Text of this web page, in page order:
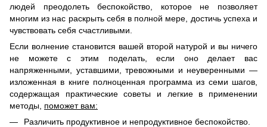
людей преодолеть беспокойство, которое не позволяет
многим из нас раскрыть себя в полной мере, достичь успеха и
чувствовать себя счастливыми.
Если волнение становится вашей второй натурой и вы ничего
не можете с этим поделать, если оно делает вас
напряженными, уставшими, тревожными и неуверенными —
изложенная в книге полноценная программа из семи шагов,
содержащая практические советы и легкие в применении
методы, поможет вам:
Различить продуктивное и непродуктивное беспокойство.